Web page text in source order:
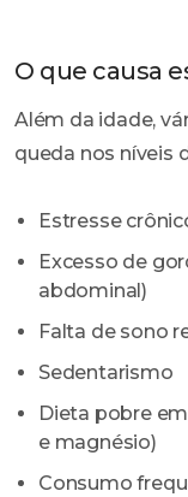
O que causa
Além da idade,
queda nos níveis
Estresse
Excesso de
abdominal)
Falta de sono
Sedentarismo
Dieta pobre
e magnésio)
Consumo